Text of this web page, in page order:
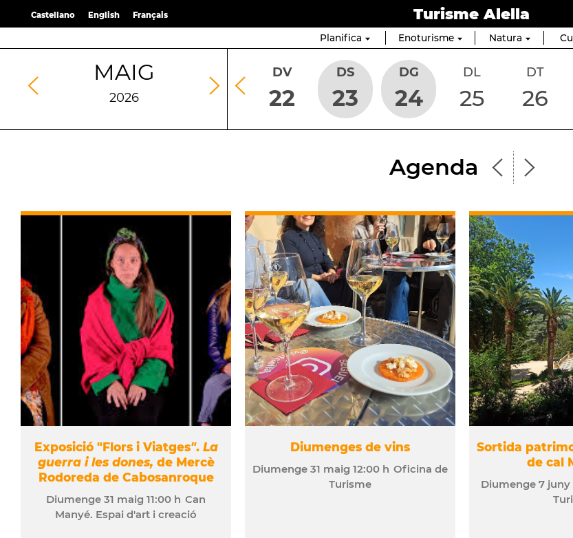
Castellano English Français Turisme Alella
Planifica Enoturisme Natura
MAIG
2026
18
DT DC
21
DV
22
DS
23
DG
24
DL
25
DT
26
Agenda
Exposició "Flors i Viatges". La
guerra i les dones, de Mercè
Rodoreda de Cabosanroque
Diumenge 31 maig 11:00 h Can
Manyé. Espai d'art i creació
Diumenges de vins
Diumenge 31 maig 12:00 h Oficina de
Turisme
Sortida
de cal
Diumenge 7 juny